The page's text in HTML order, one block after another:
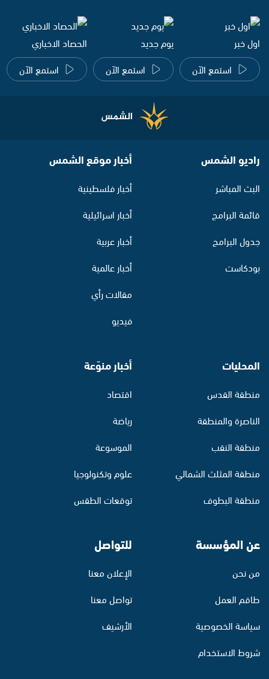
اول خبر
استمع الآن
يوم جديد
استمع الآن
الحصاد الاخباري
استمع الآن
راديو الشمس
البث المباشر
قائمة البرامج
جدول البرامج
بودكاست
أخبار موقع الشمس
أخبار فلسطينية
أخبار اسرائيلية
أخبار عربية
أخبار عالمية
مقالات رأي
فيديو
المحليات
منطقة القدس
الناصرة والمنطقة
منطقة النقب
منطقة المثلث الشمالي
منطقة البطوف
أخبار منوّعة
اقتصاد
رياضة
الموسوعة
علوم وتكنولوجيا
توقعات الطقس
عن المؤسسة
من نحن
طاقم العمل
سياسة الخصوصية
شروط الاستخدام
للتواصل
الإعلان معنا
تواصل معنا
الأرشيف